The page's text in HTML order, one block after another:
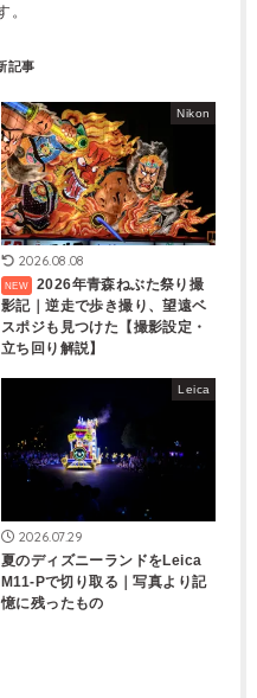
。
Nikon
2026.08.08
2026年青森ねぶた祭り撮
影記｜逆走で歩き撮り、望遠ベ
スポジも見つけた【撮影設定・
立ち回り解説】
Leica
2026.07.29
夏のディズニーランドをLeica
M11-Pで切り取る｜写真より記
憶に残ったもの